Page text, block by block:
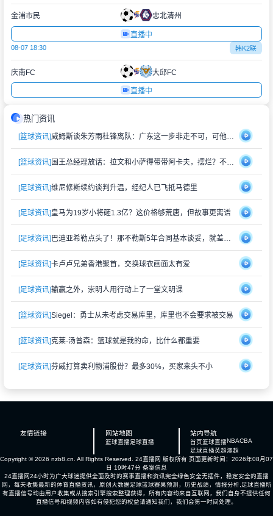
金浦市民 忠北清州
直播中
08-07 18:30 韩K2联
庆南FC 大邱FC
直播中
热门资讯
[篮球资讯] 威姆斯谈朱芳雨杜锋离队：广东这一步非走不可，可他们早晚会回来
[篮球资讯] 国王总经理放话：拉文和小萨得带带阿卡夫，摆烂？不存在的，赢球比上赛季多就行
[足球资讯]维尼修斯续约谈判升温，经纪人已飞抵马德里
[足球资讯]皇马为19岁小将砸1.3亿？这价格够荒唐，但故事更离谱
[足球资讯] 巴迪亚希勒点头了！那不勒斯5年合同基本谈妥，就差切尔西松口
[足球资讯]卡卢卢兄弟香港聚首，交换球衣画面太有爱
[足球资讯]输赢之外，崇明人用行动上了一堂文明课
[篮球资讯]Siegel：勇士从未考虑交易库里，库里也不会要求被交易
[篮球资讯]克莱·汤普森：篮球就是我的命，比什么都重要
[足球资讯]芬威打算卖利物浦股份？最多30%，买家来头不小
友情链接 网站地图
篮球直播足球直播
站内导航
首页篮球直播NBACBA
足球直播英超澳超
Copyright © 2026 nzb8.cn. All Rights Reserved. 24直播网 版权所有 页面更新时间：2026年08月07
日 19时47分 备案信息
24直播网24小时为广大球迷提供全面及时的赛事直播和资讯完全绿色安全无插件，稳定安全的直播
网，每天收集最新的体育直播资讯，原创大数据足球篮球赛果预测，历史战绩，情报分析,足球直播所
有直播信号均由用户收集或从搜索引擎搜索整理获得，所有内容均来自互联网，我们自身不提供任何
直播信号和视频内容如有侵犯您的权益请通知我们，我们会第一时间处理。